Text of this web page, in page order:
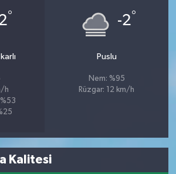
°
h
%53
-2°
Puslu
Nem: %95
Rüzgar: 12 km/h
Kalitesi